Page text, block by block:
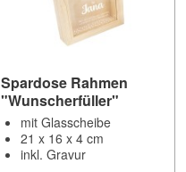
Spardose Rahmen
"Wunscherfüller"
mit Glasscheibe
21 x 16 x 4 cm
inkl. Gravur